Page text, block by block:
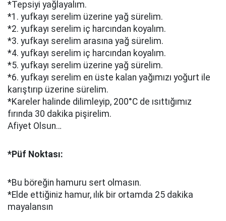
*Tepsiyi yağlayalım.
*1. yufkayı serelim üzerine yağ sürelim.
*2. yufkayı serelim iç harcından koyalım.
*3. yufkayı serelim arasına yağ sürelim.
*4. yufkayı serelim iç harcından koyalım.
*5. yufkayı serelim üzerine yağ sürelim.
*6. yufkayı serelim en üste kalan yağımızı yoğurt ile
karıştırıp üzerine sürelim.
*Kareler halinde dilimleyip, 200°C de ısıttığımız
fırında 30 dakika pişirelim.
Afiyet Olsun…
*Püf Noktası:
*Bu böreğin hamuru sert olmasın.
*Elde ettiğiniz hamur, ılık bir ortamda 25 dakika
mayalansın